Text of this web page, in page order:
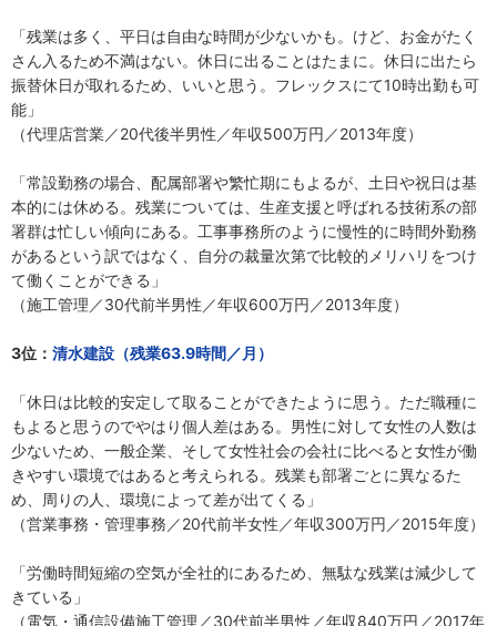
「残業は多く、平日は自由な時間が少ないかも。けど、お金がたく
さん入るため不満はない。休日に出ることはたまに。休日に出たら
振替休日が取れるため、いいと思う。フレックスにて10時出勤も可
能」
（代理店営業／20代後半男性／年収500万円／2013年度）
「常設勤務の場合、配属部署や繁忙期にもよるが、土日や祝日は基
本的には休める。残業については、生産支援と呼ばれる技術系の部
署群は忙しい傾向にある。工事事務所のように慢性的に時間外勤務
があるという訳ではなく、自分の裁量次第で比較的メリハリをつけ
て働くことができる」
（施工管理／30代前半男性／年収600万円／2013年度）
3位： 清水建設（残業63.9時間／月）
「休日は比較的安定して取ることができたように思う。ただ職種に
もよると思うのでやはり個人差はある。男性に対して女性の人数は
少ないため、一般企業、そして女性社会の会社に比べると女性が働
きやすい環境ではあると考えられる。残業も部署ごとに異なるた
め、周りの人、環境によって差が出てくる」
（営業事務・管理事務／20代前半女性／年収300万円／2015年度）
「労働時間短縮の空気が全社的にあるため、無駄な残業は減少して
きている」
（電気・通信設備施工管理／30代前半男性／年収840万円／2017年